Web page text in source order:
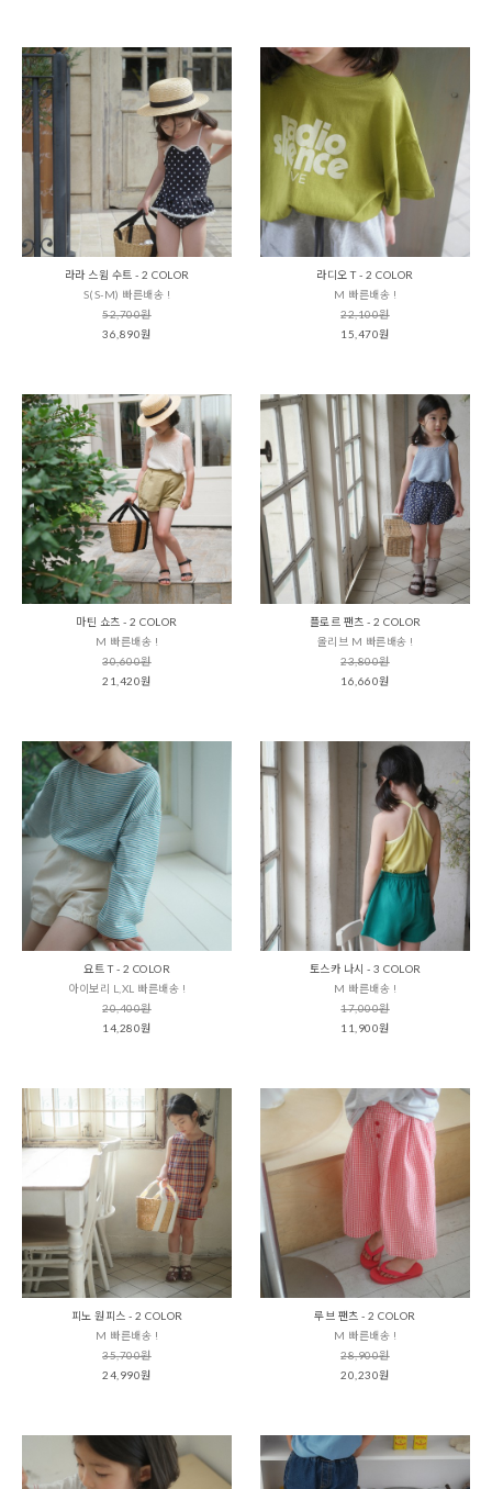
라라 스윔 수트 - 2 COLOR
S(S-M) 빠른배송 !
52,700원
36,890원
라디오 T - 2 COLOR
M 빠른배송 !
22,100원
15,470원
마틴 쇼츠 - 2 COLOR
M 빠른배송 !
30,600원
21,420원
플로르 팬츠 - 2 COLOR
올리브 M 빠른배송 !
23,800원
16,660원
요트 T - 2 COLOR
아이보리 L,XL 빠른배송 !
20,400원
14,280원
토스카 나시 - 3 COLOR
M 빠른배송 !
17,000원
11,900원
피노 원피스 - 2 COLOR
M 빠른배송 !
35,700원
24,990원
루브 팬츠 - 2 COLOR
M 빠른배송 !
28,900원
20,230원